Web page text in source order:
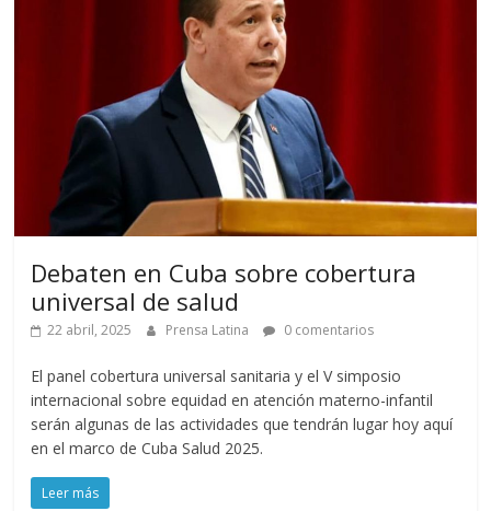
Debaten en Cuba sobre cobertura
universal de salud
22 abril, 2025 Prensa Latina 0 comentarios
El panel cobertura universal sanitaria y el V simposio
internacional sobre equidad en atención materno-infantil
serán algunas de las actividades que tendrán lugar hoy aquí
en el marco de Cuba Salud 2025.
Leer más